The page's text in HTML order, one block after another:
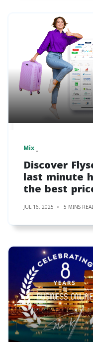
Mix
Discover
last minute
the best
JUL 16, 2025 5 MINS